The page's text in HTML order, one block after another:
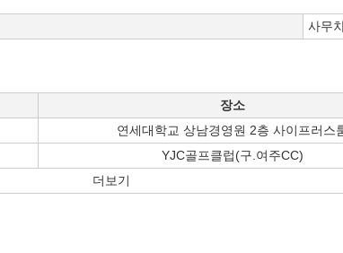
사무
장소
연세대학교 상남경영원 2층 사이프러스
YJC골프클럽(구.여주CC)
더보기